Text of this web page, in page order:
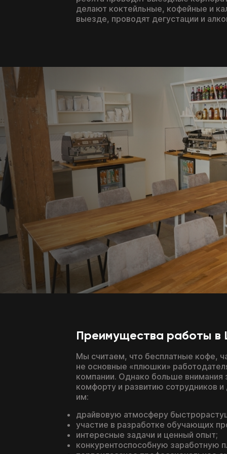
делают коктейльные, кофейные и
выезде, проводят дегустации и
Преимущества работы в
Мы считаем, что бесплатные кофе,
не основные «плюшки»
компании. Однако больше внимания
комфорту и развитию сотрудников и
им:
драйвовую атмосферу
участие в разработке обучающих
интересные задачи и ценный опыт;
конкурентоспособную заработную